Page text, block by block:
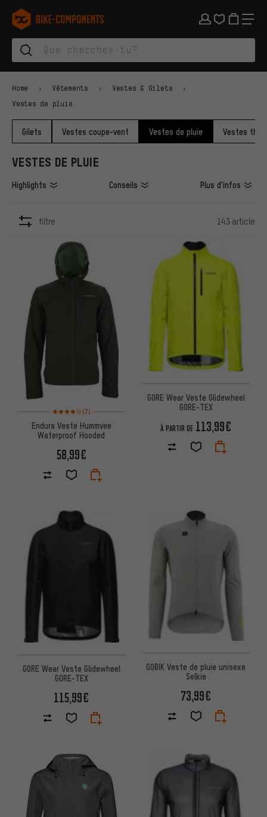
Aller à la navigation principale
Aller à la navigation des catégories
Aller au contenu
Aller aux marques et à la newsletter
Aller au pied de page
bike-components.de Page d'accueil
Home Vêtements Vestes & Gilets
Vestes de pluie
Gilets Vestes coupe-vent Vestes de pluie Vestes
VESTES DE PLUIE
Highlights Conseils Plus d'infos
filtre 143 article
Note moyenne : 4 sur 5 d'après 7 avis
(7)
Endura Veste Hummvee
Waterproof Hooded
58,99€
GORE Wear Veste Glidewheel
GORE-TEX
À PARTIR DE 113,99€
GORE Wear Veste Glidewheel
GORE-TEX
115,99€
GOBIK Veste de pluie unisexe
Selkie
73,99€